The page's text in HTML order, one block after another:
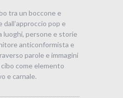
tra un boccone e
dall’approccio pop e
luoghi, persone e storie
anticonformista e
parole e immagini
come elemento
e carnale.